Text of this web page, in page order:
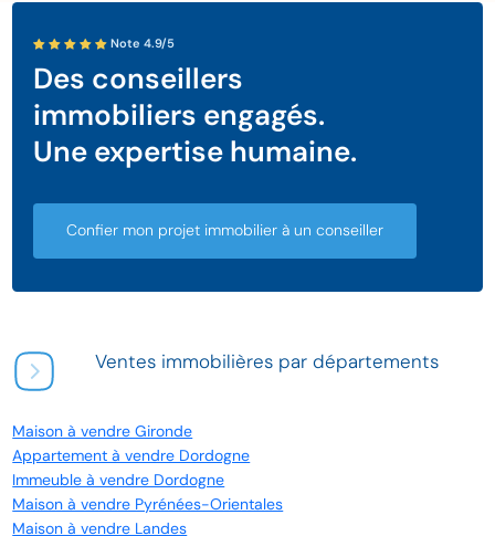
Note 4.9/5
Des conseillers
immobiliers engagés.
Une expertise humaine.
Confier mon projet immobilier à un conseiller
Ventes immobilières par départements
Maison à vendre Gironde
Appartement à vendre Dordogne
Immeuble à vendre Dordogne
Maison à vendre Pyrénées-Orientales
Maison à vendre Landes